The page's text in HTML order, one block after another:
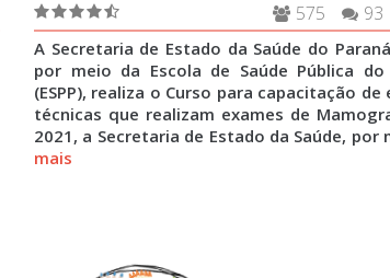
93
575
A Secretaria de Estado da Saúde do Paraná
por meio da Escola de Saúde Pública do
(ESPP), realiza o Curso para capacitação de
técnicas que realizam exames de
2021, a Secretaria de Estado da Saúde, por
mais